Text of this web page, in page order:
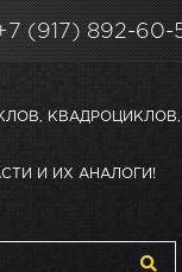
(917) 892-60-
И ИХ АНАЛОГИ!